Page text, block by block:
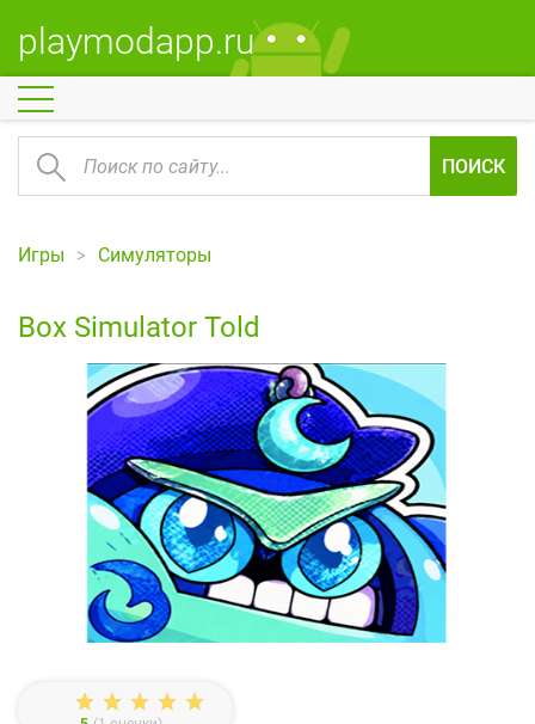
playmodapp.ru
ПОИСК
Игры Симуляторы
Box Simulator Told